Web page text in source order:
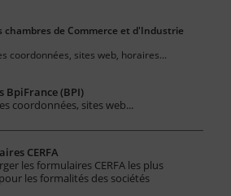
chambres de Commerce et d'Industrie
coordonnées, sites web, horaires...
BpiFrance (BPI)
coordonnées, sites web...
CERFA
les formulaires CERFA les plus
les formalités des sociétés